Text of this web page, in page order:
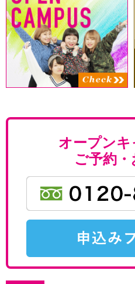
オープン
ご予約